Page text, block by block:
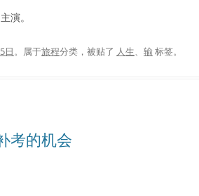
演。
日。属于旅程分类，被贴了 人生、 输 标签。
考的机会